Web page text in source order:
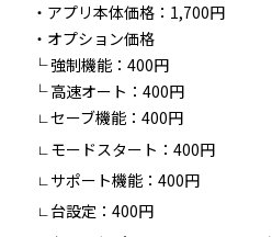
・アプリ本体価格：1,700円
・オプション価格
└ 強制機能：400円
└ 高速オート：400円
└セーブ機能：400円
└モードスタート：400円
└サポート機能：400円
└台設定：400円